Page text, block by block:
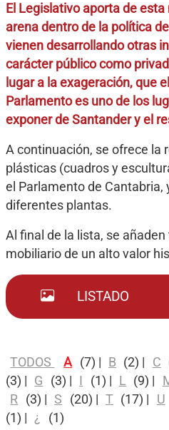
El Legislativo aporta de
arena dentro de la política
vienen desarrollando otras
carácter público como
lugar a la exageración, que
Parlamento es uno de los
exponer de Santander y el
A continuación, se ofrece la
plásticas (cuadros y
el Parlamento de Cantabria,
diferentes plantas.
Al final de la lista, se
mobiliario de un alto valor
LISTADO
TODOS A (7) | B (2) | C
(3) | G (3) | I (1) | L (9) |
R
(3) | S (20) | T (17) | U
(1) | ¿ (1)